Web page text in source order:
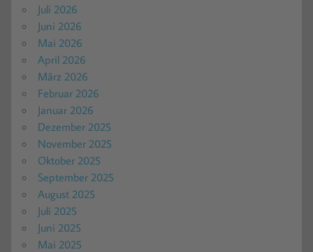
Juli 2026
Juni 2026
Mai 2026
April 2026
März 2026
Februar 2026
Januar 2026
Dezember 2025
November 2025
Oktober 2025
September 2025
August 2025
Juli 2025
Juni 2025
Mai 2025